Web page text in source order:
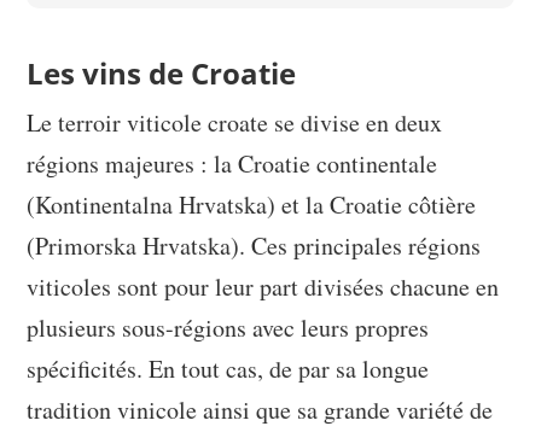
Les vins de Croatie
Le terroir viticole croate se divise en deux
régions majeures : la Croatie continentale
(Kontinentalna Hrvatska) et la Croatie côtière
(Primorska Hrvatska). Ces principales régions
viticoles sont pour leur part divisées chacune en
plusieurs sous-régions avec leurs propres
spécificités. En tout cas, de par sa longue
tradition vinicole ainsi que sa grande variété de